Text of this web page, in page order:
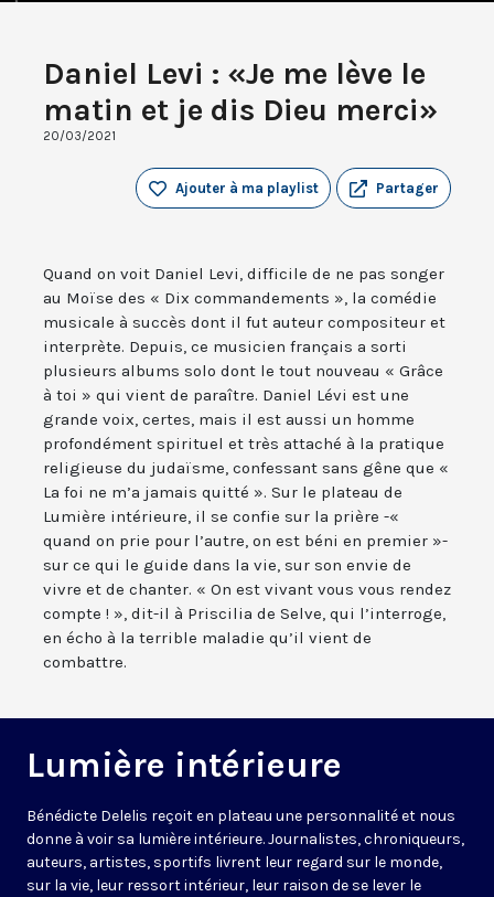
Daniel Levi : «Je me lève le
matin et je dis Dieu merci»
20/03/2021
Partager
Ajouter à ma playlist
Quand on voit Daniel Levi, difficile de ne pas songer
au Moïse des « Dix commandements », la comédie
musicale à succès dont il fut auteur compositeur et
interprète. Depuis, ce musicien français a sorti
plusieurs albums solo dont le tout nouveau « Grâce
à toi » qui vient de paraître. Daniel Lévi est une
grande voix, certes, mais il est aussi un homme
profondément spirituel et très attaché à la pratique
religieuse du judaïsme, confessant sans gêne que «
La foi ne m’a jamais quitté ». Sur le plateau de
Lumière intérieure, il se confie sur la prière -«
quand on prie pour l’autre, on est béni en premier »-
sur ce qui le guide dans la vie, sur son envie de
vivre et de chanter. « On est vivant vous vous rendez
compte ! », dit-il à Priscilia de Selve, qui l’interroge,
en écho à la terrible maladie qu’il vient de
combattre.
Lumière intérieure
Bénédicte Delelis reçoit en plateau une personnalité et nous
donne à voir sa lumière intérieure. Journalistes, chroniqueurs,
auteurs, artistes, sportifs livrent leur regard sur le monde,
sur la vie, leur ressort intérieur, leur raison de se lever le